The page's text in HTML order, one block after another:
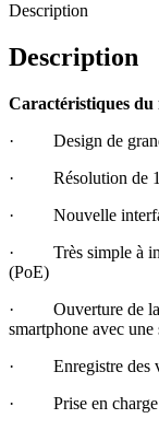
Description
Description
Caractéristiques du
· Design de
· Résolution de
· Nouvelle
· Très simple à
(PoE)
· Ouverture de la
smartphone avec
· Enregistre des
· Prise en charge